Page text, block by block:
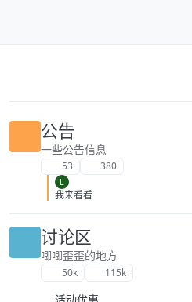
公告
一些公告信息
53
L
讨论区
唧唧歪歪的地方
50k